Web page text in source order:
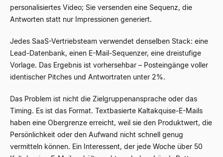
personalisiertes Video; Sie versenden eine Sequenz, die
Antworten statt nur Impressionen generiert.
Jedes SaaS-Vertriebsteam verwendet denselben Stack: eine
Lead-Datenbank, einen E-Mail-Sequenzer, eine dreistufige
Vorlage. Das Ergebnis ist vorhersehbar – Posteingänge voller
identischer Pitches und Antwortraten unter 2%.
Das Problem ist nicht die Zielgruppenansprache oder das
Timing. Es ist das Format. Textbasierte Kaltakquise-E-Mails
haben eine Obergrenze erreicht, weil sie den Produktwert, die
Persönlichkeit oder den Aufwand nicht schnell genug
vermitteln können. Ein Interessent, der jede Woche über 50